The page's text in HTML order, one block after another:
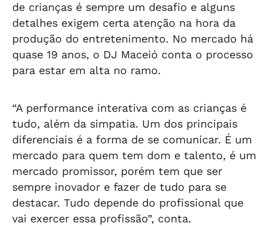
de crianças é sempre um desafio e alguns
detalhes exigem certa atenção na hora da
produção do entretenimento. No mercado há
quase 19 anos, o DJ Maceió conta o processo
para estar em alta no ramo.
“A performance interativa com as crianças é
tudo, além da simpatia. Um dos principais
diferenciais é a forma de se comunicar. É um
mercado para quem tem dom e talento, é um
mercado promissor, porém tem que ser
sempre inovador e fazer de tudo para se
destacar. Tudo depende do profissional que
vai exercer essa profissão”, conta.